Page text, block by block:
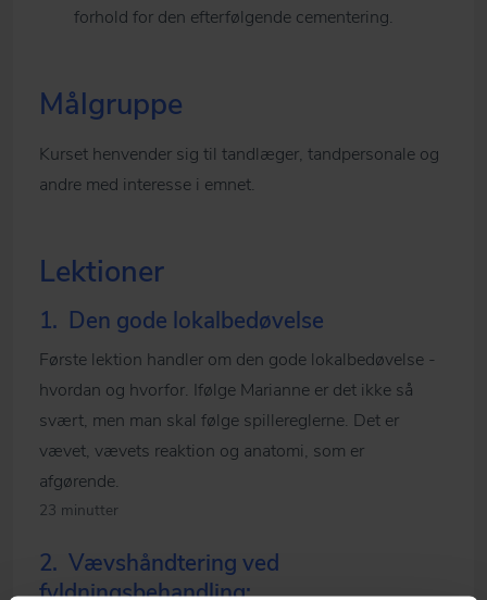
forhold for den efterfølgende cementering.
Målgruppe
Kurset henvender sig til tandlæger, tandpersonale og
andre med interesse i emnet.
Lektioner
1. Den gode lokalbedøvelse
Første lektion handler om den gode lokalbedøvelse -
hvordan og hvorfor. Ifølge Marianne er det ikke så
svært, men man skal følge spillereglerne. Det er
vævet, vævets reaktion og anatomi, som er
afgørende.
23 minutter
2. Vævshåndtering ved
fyldningsbehandling: